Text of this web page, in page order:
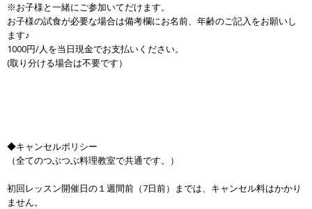
※お子様と一緒にご参加いてだけます。
お子様の試食が必要な場合は備考欄にお名前、年齢のご記入をお願いし
ます♪
1000円/人を当日現金でお支払いください。
(取り分ける場合は不要です）
◆キャンセルポリシー
（全てのつぶつぶ料理教室で共通です。）
初回レッスン開催日の１週間前（7日前）までは、キャンセル料はかかり
ません。